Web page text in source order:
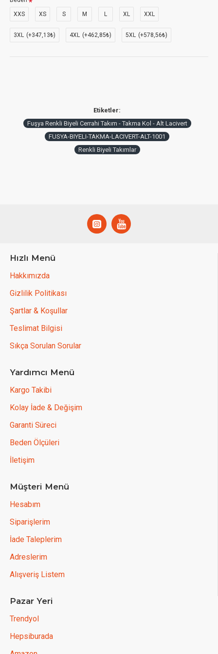
XXS XS S M L XL XXL
3XL (+347,13₺) 4XL (+462,85₺) 5XL (+578,56₺)
Etiketler:
Fuşya Renkli Biyeli Cerrahi Takım - Takma Kol - Alt Lacivert
FUSYA-BIYELI-TAKMA-LACIVERT-ALT-1001
Renkli Biyeli Takımlar
Hızlı Menü
Hakkımızda
Gizlilik Politikası
Şartlar & Koşullar
Teslimat Bilgisi
Sıkça Sorulan Sorular
Yardımcı Menü
Kargo Takibi
Kolay İade & Değişim
Garanti Süreci
Beden Ölçüleri
İletişim
Müşteri Menü
Hesabım
Siparişlerim
İade Taleplerim
Adreslerim
Alışveriş Listem
Pazar Yeri
Trendyol
Hepsiburada